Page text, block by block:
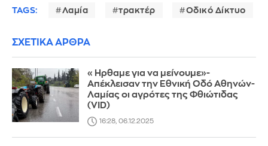
TAGS: Λαμία τρακτέρ Οδικό Δίκτυο
ΣΧΕΤΙΚΑ ΑΡΘΡΑ
«Ηρθαμε για να μείνουμε»-
Απέκλεισαν την Εθνική Οδό Αθηνών-
Λαμίας οι αγρότες της Φθιώτιδας
(VID)
16:28, 06.12.2025